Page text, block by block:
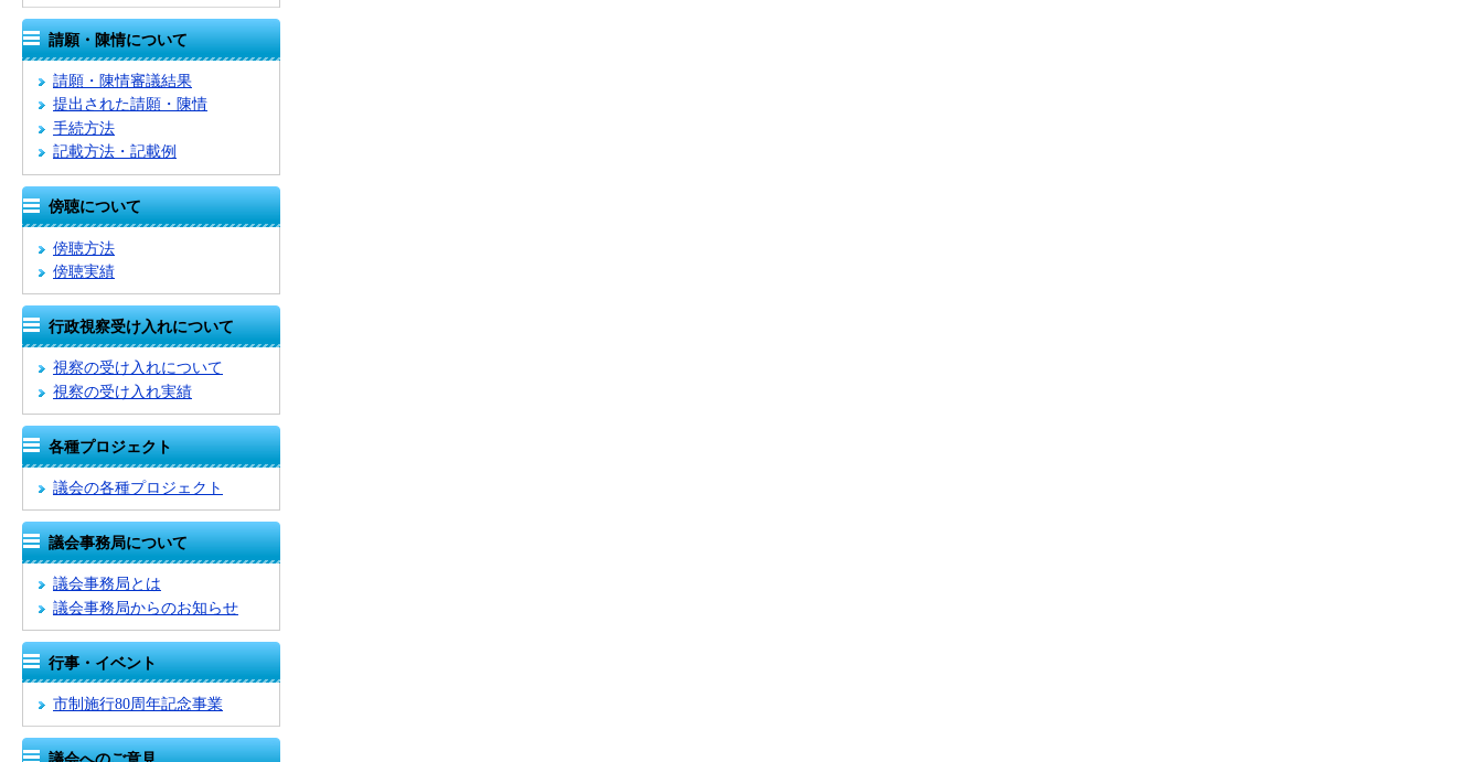
請願・陳情について
請願・陳情審議結果
提出された請願・陳情
手続方法
記載方法・記載例
傍聴について
傍聴方法
傍聴実績
行政視察受け入れについて
視察の受け入れについて
視察の受け入れ実績
各種プロジェクト
議会の各種プロジェクト
議会事務局について
議会事務局とは
議会事務局からのお知らせ
行事・イベント
市制施行80周年記念事業